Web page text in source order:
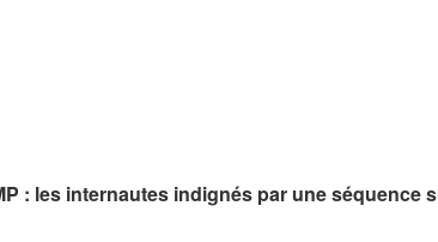
: les internautes indignés par une séquence